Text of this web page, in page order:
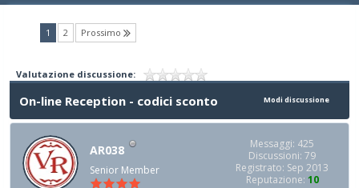
1 (current)
2 Prossimo
Valutazione discussione:
Modi discussione
On-line Reception - codici sconto
AR038
Senior Member
Messaggi: 425
Discussioni: 79
Registrato: Sep 2013
Reputazione: 10